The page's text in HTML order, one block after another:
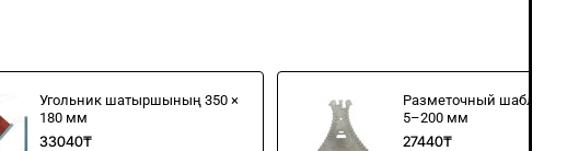
Угольник шатыршының 350 ×
180 мм
33040₸
Разметочный шаблон
5–200 мм
27440₸